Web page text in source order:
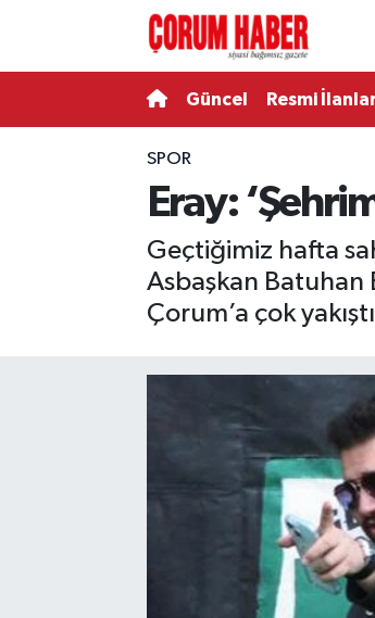
Güncel Resmi
SPOR
Eray:
Geçtiğimiz hafta
Asbaşkan Batuhan
Çorum’a çok
Resmi İlanlar
Çorum Namaz Vakitleri
Trafik Durumu
Süper Lig Puan Durumu ve Fikstür